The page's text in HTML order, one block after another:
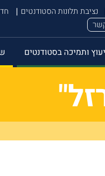
נציבת תלונות הסטודנטים
ותמיכה בסטודנטים